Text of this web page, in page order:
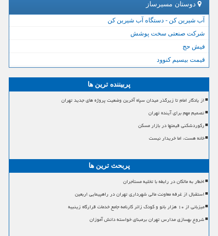
دوستان مسیرساز
آب شیرین کن - دستگاه آب شیرین کن
شرکت صنعتی سخت پوشش
فیش حج
قیمت بیسیم کنوود
پربیننده ترین ها
از یادگار امام تا زیرگذر میدان سپاه آخرین وضعیت پروژه های جدید تهران
تصمیم مهم برای آینده تهران
رکوردشکنی قیمتها در بازار مسکن
خانه هست، اما خریدار نیست
پربحث ترین ها
اخطار به مالکان در رابطه با تخلیه مستأجران
استقبال از غرفه معاونت مالی شهرداری تهران در راهپیمایی اربعین
میزبانی از ۱۰ هزار بانو و کودک زائر کارنامه جامع خدمات قرارگاه زینبیه
شروع بهسازی مدارس تهران برمبنای خواسته دانش آموزان